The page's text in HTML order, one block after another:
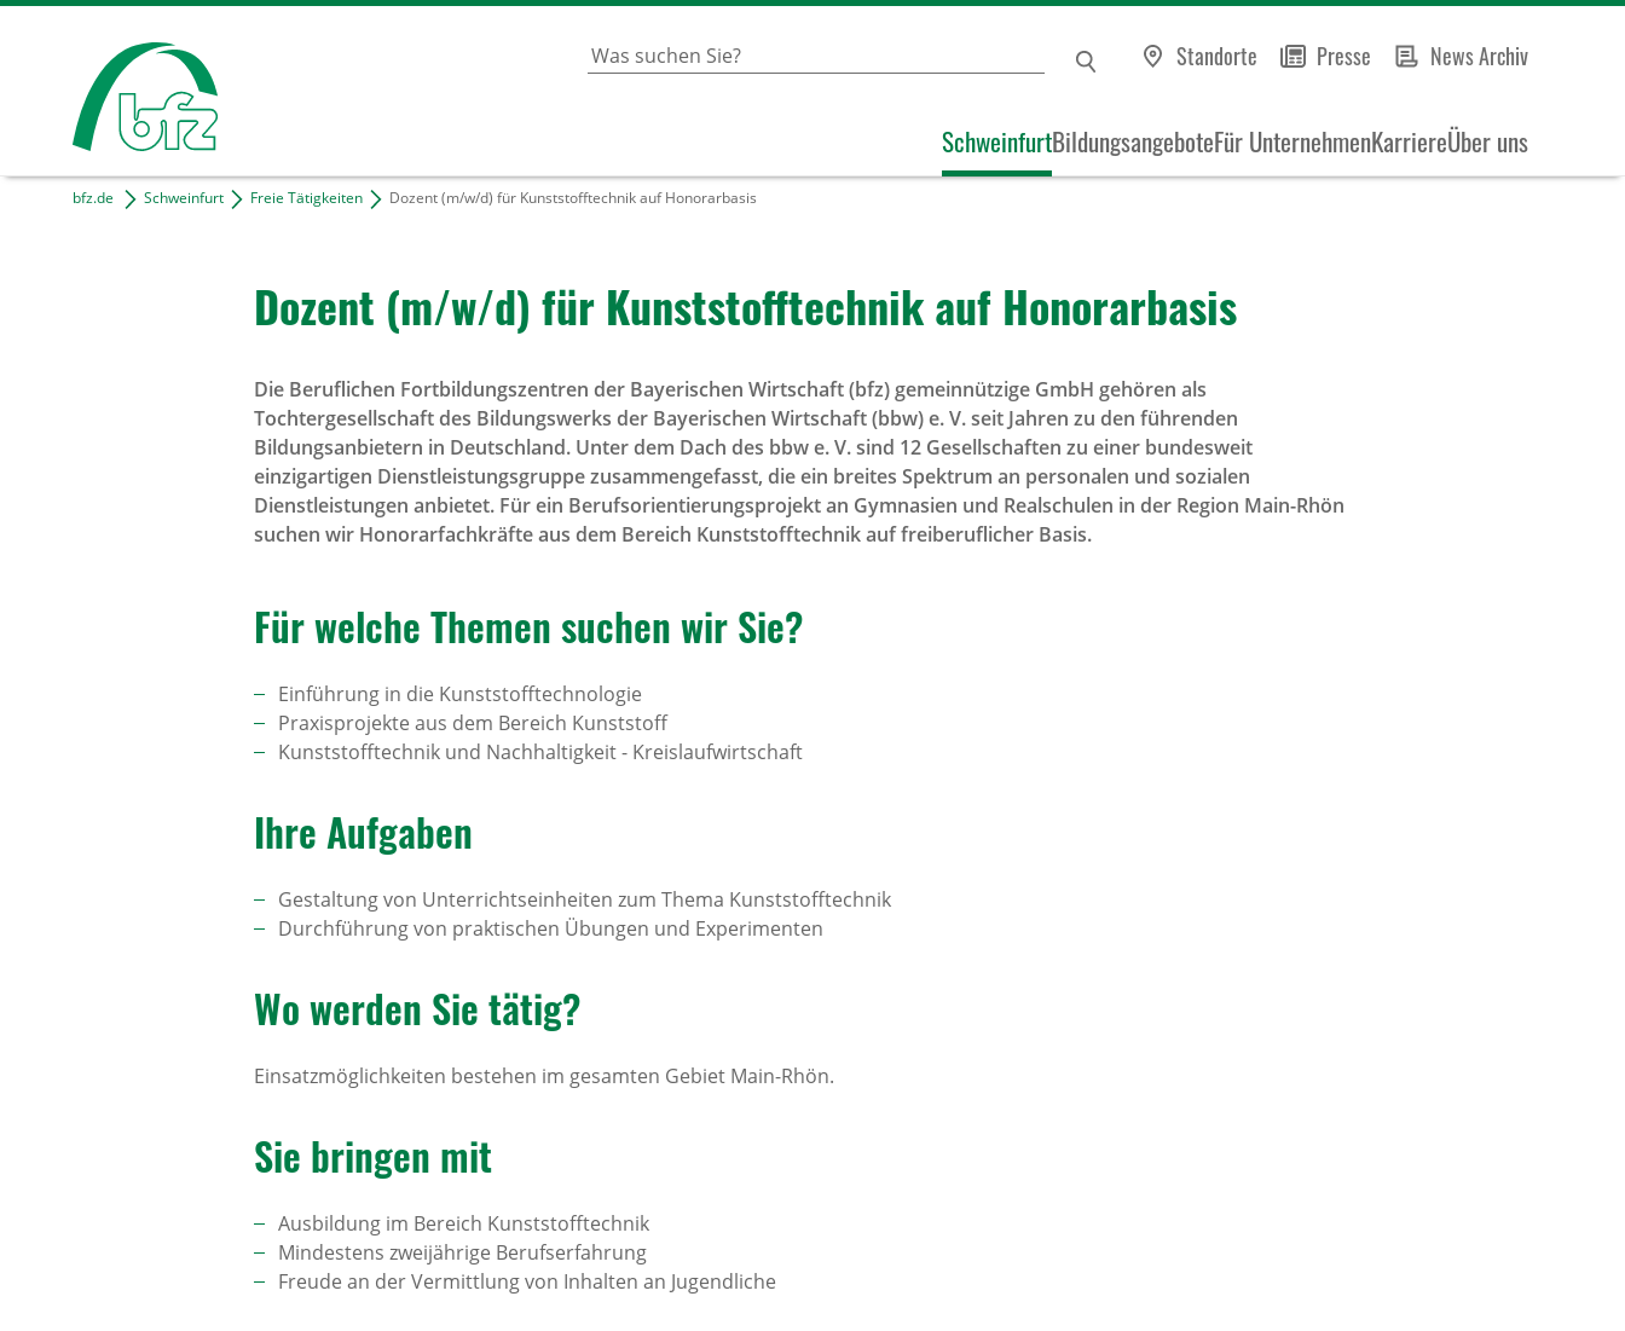
Standorte Presse News Archiv
SchweinfurtBildungsangeboteFür UnternehmenKarriereÜber uns
bfz.de Schweinfurt Freie Tätigkeiten Dozent (m/w/d) für Kunststofftechnik auf Honorarbasis
Dozent (m/w/d) für Kunst­stoff­technik auf Hono­rar­basis
Die Beruflichen Fortbildungszentren der Bayerischen Wirtschaft (bfz) gemeinnützige GmbH gehören als
Tochtergesellschaft des Bildungswerks der Bayerischen Wirtschaft (bbw) e. V. seit Jahren zu den führenden
Bildungsanbietern in Deutschland. Unter dem Dach des bbw e. V. sind 12 Gesellschaften zu einer bundesweit
einzigartigen Dienstleistungsgruppe zusammengefasst, die ein breites Spektrum an personalen und sozialen
Dienstleistungen anbietet. Für ein Berufsorientierungsprojekt an Gymnasien und Realschulen in der Region Main-Rhön
suchen wir Honorarfachkräfte aus dem Bereich Kunststofftechnik auf freiberuflicher Basis.
Für welche Themen suchen wir Sie?
Einführung in die Kunststofftechnologie
Praxisprojekte aus dem Bereich Kunststoff
Kunststofftechnik und Nachhaltigkeit - Kreislaufwirtschaft
Ihre Aufgaben
Gestaltung von Unterrichtseinheiten zum Thema Kunststofftechnik
Durchführung von praktischen Übungen und Experimenten
Wo werden Sie tätig?
Einsatzmöglichkeiten bestehen im gesamten Gebiet Main-Rhön.
Sie bringen mit
Ausbildung im Bereich Kunststofftechnik
Mindestens zweijährige Berufserfahrung
Freude an der Vermittlung von Inhalten an Jugendliche